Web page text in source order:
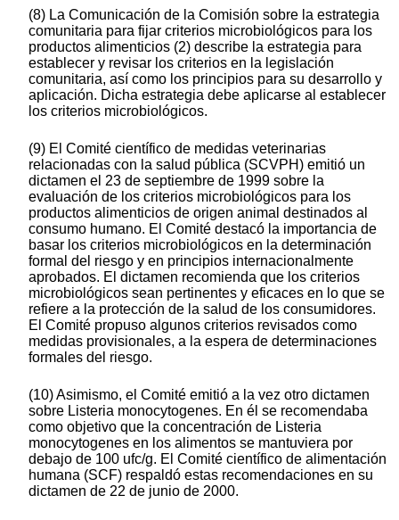
(8) La Comunicación de la Comisión sobre la estrategia
comunitaria para fijar criterios microbiológicos para los
productos alimenticios (2) describe la estrategia para
establecer y revisar los criterios en la legislación
comunitaria, así como los principios para su desarrollo y
aplicación. Dicha estrategia debe aplicarse al establecer
los criterios microbiológicos.
(9) El Comité científico de medidas veterinarias
relacionadas con la salud pública (SCVPH) emitió un
dictamen el 23 de septiembre de 1999 sobre la
evaluación de los criterios microbiológicos para los
productos alimenticios de origen animal destinados al
consumo humano. El Comité destacó la importancia de
basar los criterios microbiológicos en la determinación
formal del riesgo y en principios internacionalmente
aprobados. El dictamen recomienda que los criterios
microbiológicos sean pertinentes y eficaces en lo que se
refiere a la protección de la salud de los consumidores.
El Comité propuso algunos criterios revisados como
medidas provisionales, a la espera de determinaciones
formales del riesgo.
(10) Asimismo, el Comité emitió a la vez otro dictamen
sobre Listeria monocytogenes. En él se recomendaba
como objetivo que la concentración de Listeria
monocytogenes en los alimentos se mantuviera por
debajo de 100 ufc/g. El Comité científico de alimentación
humana (SCF) respaldó estas recomendaciones en su
dictamen de 22 de junio de 2000.